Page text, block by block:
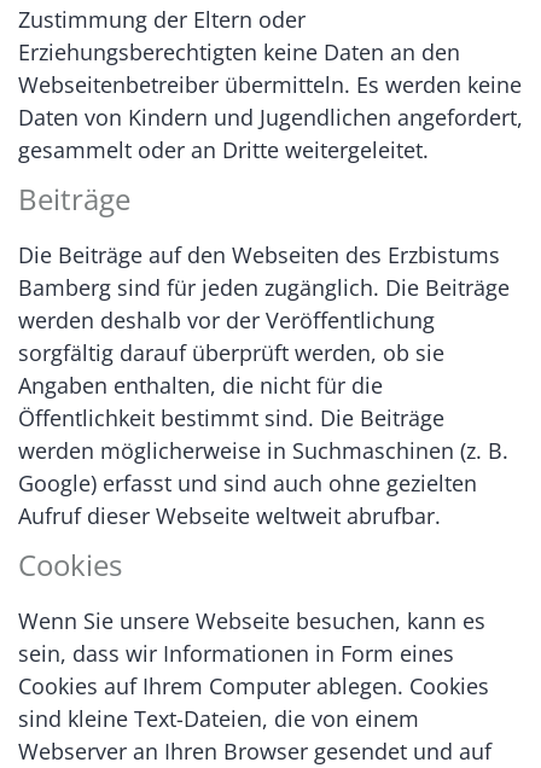
Zustimmung der Eltern oder
Erziehungsberechtigten keine Daten an den
Webseitenbetreiber übermitteln. Es werden keine
Daten von Kindern und Jugendlichen angefordert,
gesammelt oder an Dritte weitergeleitet.
Beiträge
Die Beiträge auf den Webseiten des Erzbistums
Bamberg sind für jeden zugänglich. Die Beiträge
werden deshalb vor der Veröffentlichung
sorgfältig darauf überprüft werden, ob sie
Angaben enthalten, die nicht für die
Öffentlichkeit bestimmt sind. Die Beiträge
werden möglicherweise in Suchmaschinen (z. B.
Google) erfasst und sind auch ohne gezielten
Aufruf dieser Webseite weltweit abrufbar.
Cookies
Wenn Sie unsere Webseite besuchen, kann es
sein, dass wir Informationen in Form eines
Cookies auf Ihrem Computer ablegen. Cookies
sind kleine Text-Dateien, die von einem
Webserver an Ihren Browser gesendet und auf